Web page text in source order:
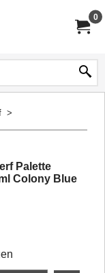
0
>
Palette
Colony Blue